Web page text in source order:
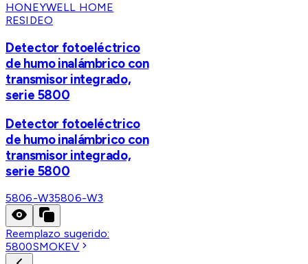
HONEYWELL HOME
RESIDEO
Detector fotoeléctrico
de humo inalámbrico con
transmisor integrado,
serie 5800
Detector fotoeléctrico
de humo inalámbrico con
transmisor integrado,
serie 5800
5806-W35806-W3
Reemplazo sugerido:
5800SMOKEV